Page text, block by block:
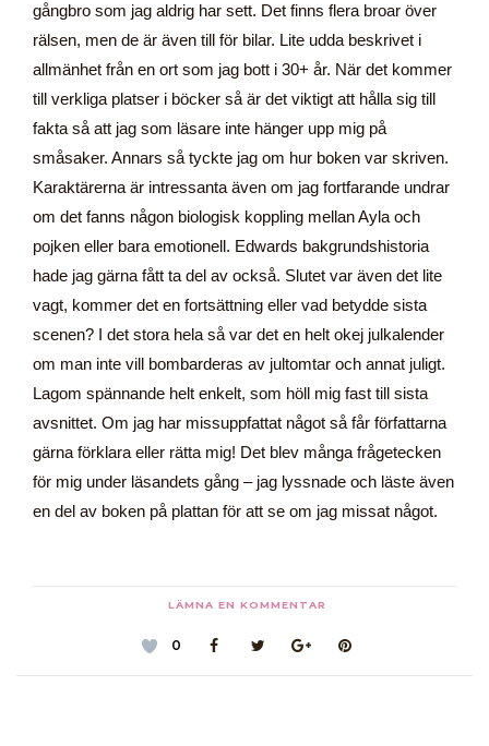
gångbro som jag aldrig har sett. Det finns flera broar över
rälsen, men de är även till för bilar. Lite udda beskrivet i
allmänhet från en ort som jag bott i 30+ år. När det kommer
till verkliga platser i böcker så är det viktigt att hålla sig till
fakta så att jag som läsare inte hänger upp mig på
småsaker. Annars så tyckte jag om hur boken var skriven.
Karaktärerna är intressanta även om jag fortfarande undrar
om det fanns någon biologisk koppling mellan Ayla och
pojken eller bara emotionell. Edwards bakgrundshistoria
hade jag gärna fått ta del av också. Slutet var även det lite
vagt, kommer det en fortsättning eller vad betydde sista
scenen? I det stora hela så var det en helt okej julkalender
om man inte vill bombarderas av jultomtar och annat juligt.
Lagom spännande helt enkelt, som höll mig fast till sista
avsnittet. Om jag har missuppfattat något så får författarna
gärna förklara eller rätta mig! Det blev många frågetecken
för mig under läsandets gång – jag lyssnade och läste även
en del av boken på plattan för att se om jag missat något.
LÄMNA EN KOMMENTAR
0